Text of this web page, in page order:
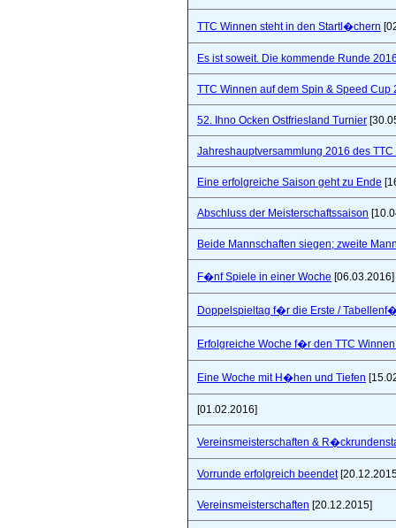
TTC Winnen steht in den Startl�chern
Es ist soweit. Die kommende Runde
TTC Winnen auf dem Spin & Speed Cup
52. Ihno Ocken Ostfriesland Turnier
Jahreshauptversammlung 2016 des TTC
Eine erfolgreiche Saison geht zu Ende
Abschluss der Meisterschaftssaison
Beide Mannschaften siegen; zweite
F�nf Spiele in einer Woche [06.03.2016]
Doppelspieltag f�r die Erste /
Erfolgreiche Woche f�r den TTC
Eine Woche mit H�hen und Tiefen
[01.02.2016]
Vereinsmeisterschaften &
Vorrunde erfolgreich beendet
Vereinsmeisterschaften [20.12.2015]